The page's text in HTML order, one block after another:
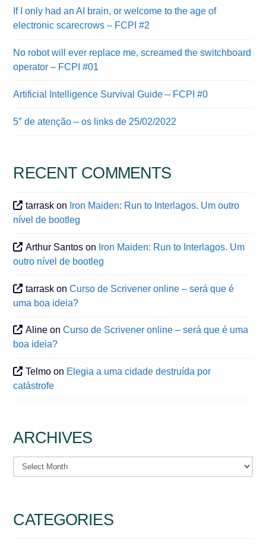
If I only had an AI brain, or welcome to the age of
electronic scarecrows – FCPI #2
No robot will ever replace me, screamed the switchboard
operator – FCPI #01
Artificial Intelligence Survival Guide – FCPI #0
5″ de atenção – os links de 25/02/2022
RECENT COMMENTS
tarrask on Iron Maiden: Run to Interlagos. Um outro
nível de bootleg
Arthur Santos on Iron Maiden: Run to Interlagos. Um
outro nível de bootleg
tarrask onCurso de Scrivener online – será que é
uma boa ideia?
Aline onCurso de Scrivener online – será que é uma
boa ideia?
Telmo on Elegia a uma cidade destruída por
catástrofe
ARCHIVES
Archives
CATEGORIES